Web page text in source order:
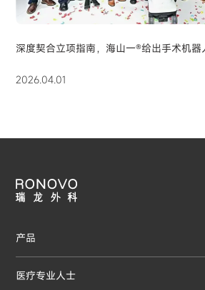
深度契合立项指南，海山一®给出手术机器
2026.04.01
产品
医疗专业人士